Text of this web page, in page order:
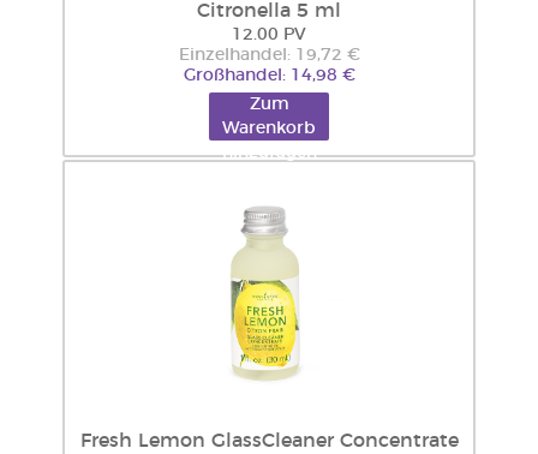
Citronella 5 ml
12.00 PV
Einzelhandel: 19,72 €
Großhandel: 14,98 €
Zum
Warenkorb
hinzufügen
Fresh Lemon GlassCleaner Concentrate